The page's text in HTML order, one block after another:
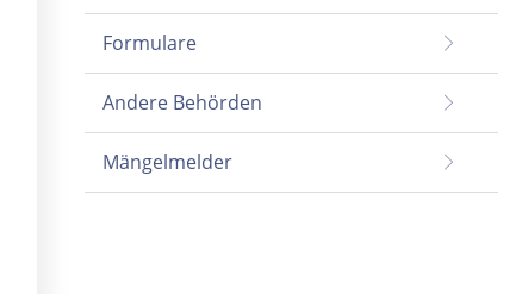
Formulare
Andere Behörden
Mängelmelder